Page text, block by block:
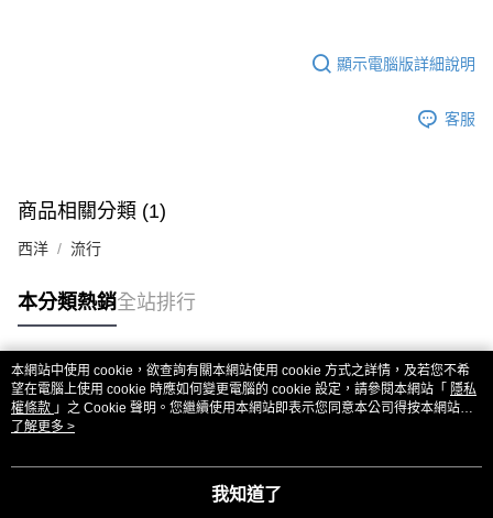
顯示電腦版詳細說明
客服
商品相關分類 (1)
西洋 流行
本分類熱銷全站排行
熱門標籤
本網站中使用 cookie，欲查詢有關本網站使用 cookie 方式之詳情，及若您不希
望在電腦上使用 cookie 時應如何變更電腦的 cookie 設定，請參閱本網站「 隱私
權條款 」之 Cookie 聲明。您繼續使用本網站即表示您同意本公司得按本網站使
用條款之 Cookie 聲明使用 cookie。
了解更多 >
我知道了